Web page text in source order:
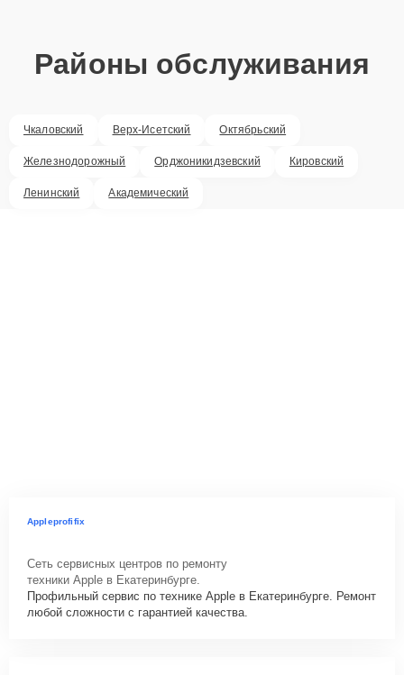
Районы обслуживания
Чкаловский Верх-Исетский Октябрьский
Железнодорожный Орджоникидзевский Кировский
Ленинский Академический
Appleprofifix
Сеть сервисных центров по ремонту
техники Apple в Екатеринбурге.
Профильный сервис по технике Apple в Екатеринбурге. Ремонт
любой сложности с гарантией качества.